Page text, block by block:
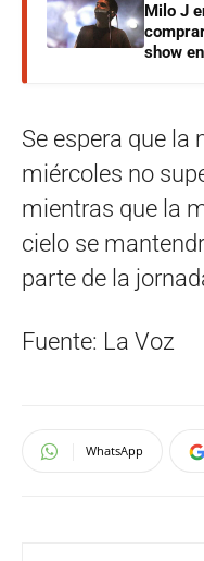
Milo J
show
Se espera que la
miércoles no
mientras que la
cielo se
parte de la
Fuente: La Voz
WhatsApp